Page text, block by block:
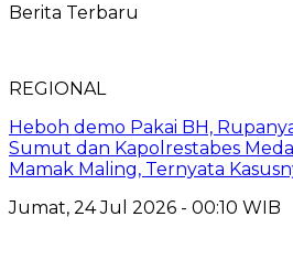
Berita Terbaru
REGIONAL
Heboh demo Pakai BH,
Sumut dan Kapolrestabes
Mamak Maling, Ternyata
Jumat, 24 Jul 2026 - 00:10 WIB